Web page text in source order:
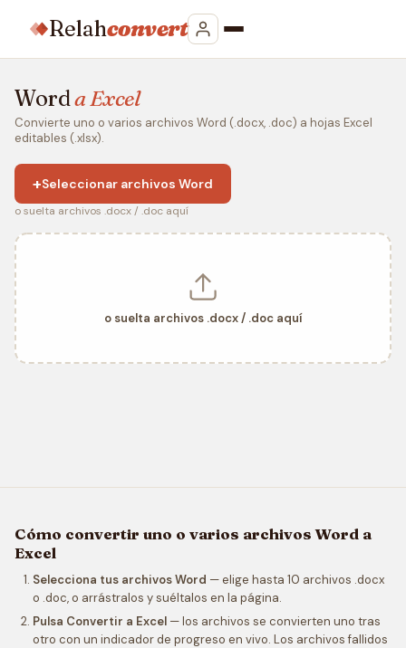
Relahconvert
Worda Excel
Convierte uno o varios archivos Word (.docx, .doc) a hojas Excel
editables (.xlsx).
+Seleccionar archivos Word
o suelta archivos .docx / .doc aquí
o suelta archivos .docx / .doc aquí
Cómo convertir uno o varios archivos Word a
Excel
Selecciona tus archivos Word — elige hasta 10 archivos .docx
o .doc, o arrástralos y suéltalos en la página.
Pulsa Convertir a Excel — los archivos se convierten uno tras
otro con un indicador de progreso en vivo. Los archivos fallidos